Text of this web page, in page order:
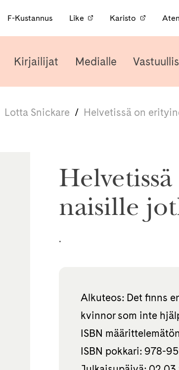
F-Kustannus Like Karisto
Kirjailijat Medialle
Lotta Snickare / Helvetissä on
naisille
.
Alkuteos: Det finns
kvinnor som inte
ISBN
ISBN pokkari: 978-